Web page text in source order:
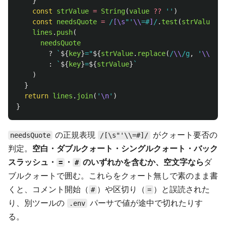
const
strValue = String(value ?? '' )
const
needsQuote = / [\s"' \\=#] /. test (strValue
lines . push(
needsQuote
?
` ${ key}="${strValue. replace( /\\ /g , ' \\\\
:
` ${ key}=${strValue} `
)
}
return lines . join( ' \n' )
}
needsQuote の正規表現 /[\s"'\\=#]/
がクォート要否の
判定。 空白・ダブルクォート・シングルクォート・バック
スラッシュ・
= ・ # のいずれかを含むか、空文字なら ダ
ブルクォートで囲む。これらをクォート無しで素のまま書
くと、コメント開始（ # ）や区切り（ = ）と誤読された
り、別ツールの
.env パーサで値が途中で切れたりす
る。